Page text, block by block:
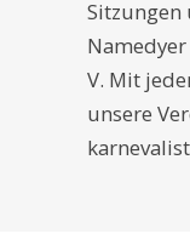
Sitzungen
V. Mit
unsere